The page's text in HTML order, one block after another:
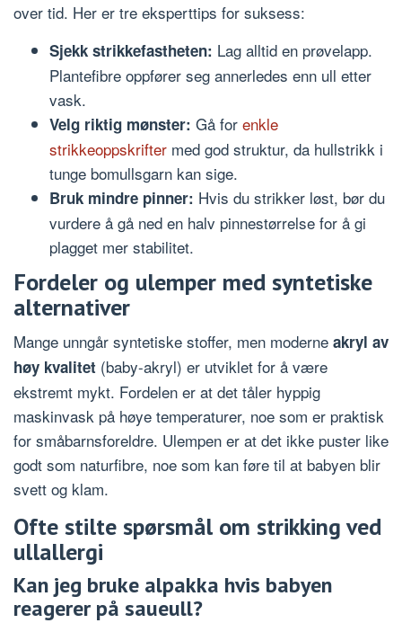
over tid. Her er tre eksperttips for suksess:
Sjekk strikkefastheten: Lag alltid en prøvelapp.
Plantefibre oppfører seg annerledes enn ull etter
vask.
Velg riktig mønster: Gå for enkle
strikkeoppskrifter med god struktur, da hullstrikk i
tunge bomullsgarn kan sige.
Bruk mindre pinner: Hvis du strikker løst, bør du
vurdere å gå ned en halv pinnestørrelse for å gi
plagget mer stabilitet.
Fordeler og ulemper med syntetiske
alternativer
Mange unngår syntetiske stoffer, men moderne akryl av
høy kvalitet (baby-akryl) er utviklet for å være
ekstremt mykt. Fordelen er at det tåler hyppig
maskinvask på høye temperaturer, noe som er praktisk
for småbarnsforeldre. Ulempen er at det ikke puster like
godt som naturfibre, noe som kan føre til at babyen blir
svett og klam.
Ofte stilte spørsmål om strikking ved
ullallergi
Kan jeg bruke alpakka hvis babyen
reagerer på saueull?